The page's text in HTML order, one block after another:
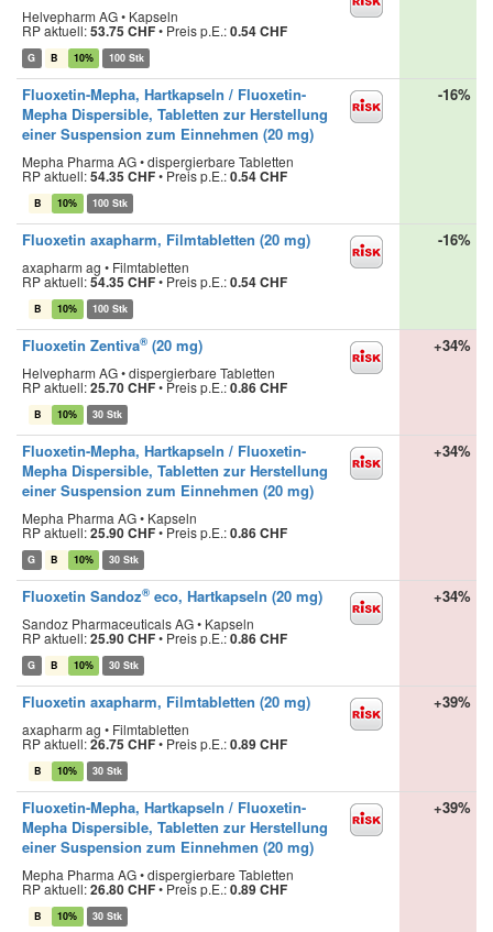
Helvepharm AG • Kapseln
RP aktuell:53.75 CHF• Preis p.E.:0.54 CHF
G B 10% 100 Stk
Fluoxetin-Mepha, Hartkapseln / Fluoxetin-
Mepha Dispersible, Tabletten zur Herstellung
einer Suspension zum Einnehmen (20 mg)
Mepha Pharma AG • dispergierbare Tabletten
RP aktuell:54.35 CHF•Preis p.E.:0.54 CHF
B 10% 100 Stk
-16%
Fluoxetin axapharm, Filmtabletten (20 mg)
axapharm ag • Filmtabletten
RP aktuell:54.35 CHF• Preis p.E.:0.54 CHF
B 10% 100 Stk
-16%
Fluoxetin Zentiva® (20 mg)
Helvepharm AG • dispergierbare Tabletten
RP aktuell:25.70 CHF•Preis p.E.:0.86 CHF
B 10% 30 Stk
+34%
Fluoxetin-Mepha, Hartkapseln / Fluoxetin-
Mepha Dispersible, Tabletten zur Herstellung
einer Suspension zum Einnehmen (20 mg)
Mepha Pharma AG • Kapseln
RP aktuell:25.90 CHF•Preis p.E.:0.86 CHF
G B 10% 30 Stk
+34%
Fluoxetin Sandoz® eco, Hartkapseln (20 mg)
Sandoz Pharmaceuticals AG • Kapseln
RP aktuell:25.90 CHF• Preis p.E.:0.86 CHF
G B 10% 30 Stk
+34%
Fluoxetin axapharm, Filmtabletten (20 mg)
axapharm ag • Filmtabletten
RP aktuell:26.75 CHF• Preis p.E.:0.89 CHF
B 10% 30 Stk
+39%
Fluoxetin-Mepha, Hartkapseln / Fluoxetin-
Mepha Dispersible, Tabletten zur Herstellung
einer Suspension zum Einnehmen (20 mg)
Mepha Pharma AG • dispergierbare Tabletten
RP aktuell:26.80 CHF•Preis p.E.:0.89 CHF
B 10% 30 Stk
+39%